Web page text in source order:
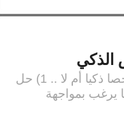
خمس علامات تحدد إذا ما كنت شخصا ذكيا أم لا .. 1) حل
يرغب بمواجهة